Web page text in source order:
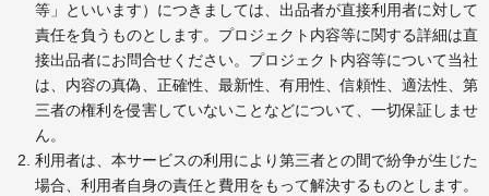
等」といいます）につきましては、出品者が直接利用者に対して
責任を負うものとします。プロジェクト内容等に関する詳細は直
接出品者にお問合せください。プロジェクト内容等について当社
は、内容の真偽、正確性、最新性、有用性、信頼性、適法性、第
三者の権利を侵害していないことなどについて、一切保証しませ
ん。
利用者は、本サービスの利用により第三者との間で紛争が生じた
場合、利用者自身の責任と費用をもって解決するものとします。